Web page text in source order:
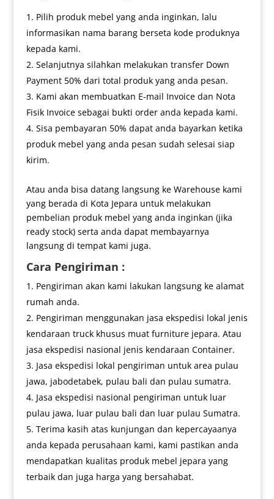
Pilih produk mebel yang anda inginkan, lalu
informasikan nama barang berseta kode produknya
kepada kami.
Selanjutnya silahkan melakukan transfer Down
Payment 50% dari total produk yang anda pesan.
Kami akan membuatkan E-mail Invoice dan Nota
Fisik Invoice sebagai bukti order anda kepada kami.
Sisa pembayaran 50% dapat anda bayarkan ketika
produk mebel yang anda pesan sudah selesai siap
kirim.
Atau anda bisa datang langsung ke Warehouse kami
yang berada di Kota Jepara untuk melakukan
pembelian produk mebel yang anda inginkan (jika
ready stock) serta anda dapat membayarnya
langsung di tempat kami juga.
Cara Pengiriman :
Pengiriman akan kami lakukan langsung ke alamat
rumah anda.
Pengiriman menggunakan jasa ekspedisi lokal jenis
kendaraan truck khusus muat furniture jepara. Atau
jasa ekspedisi nasional jenis kendaraan Container.
Jasa ekspedisi lokal pengiriman untuk area pulau
jawa, jabodetabek, pulau bali dan pulau sumatra.
Jasa ekspedisi nasional pengiriman untuk luar
pulau jawa, luar pulau bali dan luar pulau Sumatra.
Terima kasih atas kunjungan dan kepercayaanya
anda kepada perusahaan kami, kami pastikan anda
mendapatkan kualitas produk mebel jepara yang
terbaik dan juga harga yang bersahabat.